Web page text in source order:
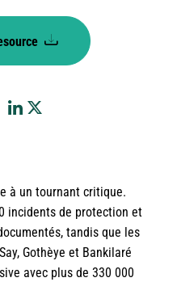
à un tournant critique.
incidents de protection et
tandis que les
Gothèye et Bankilaré
avec plus de 330 000